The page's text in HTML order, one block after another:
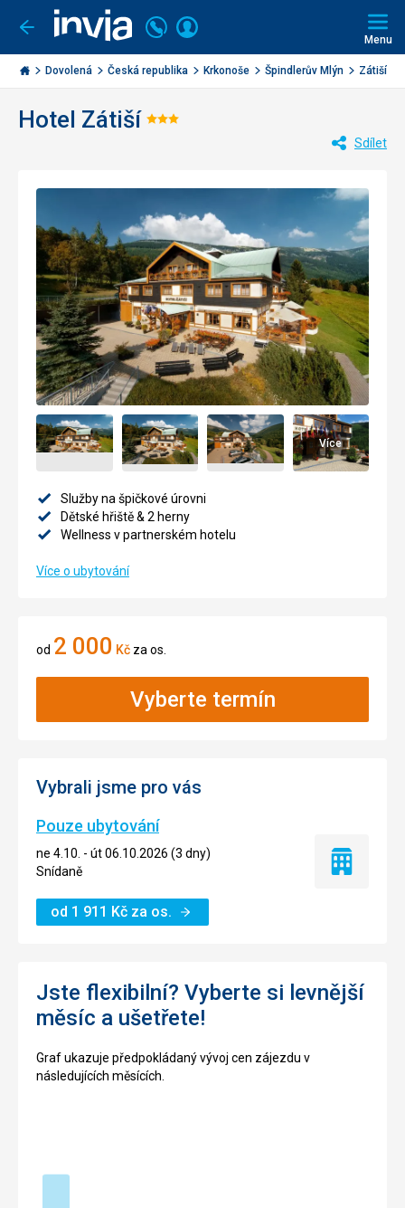
Jít
zpět
Invia.cz
Volejte
226
000
284
Přihlásit
Menu
Dovolená Česká republika Krkonoše Špindlerův Mlýn Zátiší
Hotel Zátiší Hodnocení:
Sdílet
Více
Služby na špičkové úrovni
Dětské hřiště & 2 herny
Wellness v partnerském hotelu
Více o ubytování
od 2 000 Kč za os.
Vyberte termín
Vybrali jsme pro vás
Pouze ubytování
ne 4.10. - út 06.10.2026 (3 dny)
Snídaně
od 1 911 Kč za os.
Pouze
Jste flexibilní? Vyberte si levnější
měsíc a ušetřete!
Graf ukazuje předpokládaný vývoj cen zájezdu v
následujících měsících.